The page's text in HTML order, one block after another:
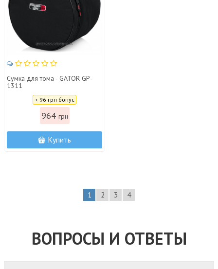
Сумка для тома - GATOR GP-
1311
+ 96 грн бонус
964 грн
Купить
1 2 3 4
ВОПРОСЫ И ОТВЕТЫ